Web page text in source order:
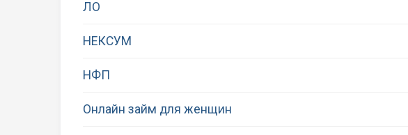
ЛО
НЕКСУМ
НФП
Онлайн займ для женщин